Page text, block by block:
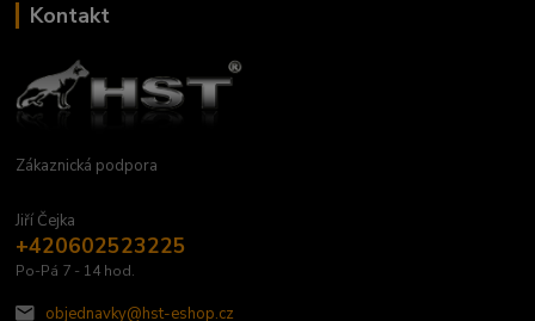
Kontakt
Zákaznická podpora
Jiří Čejka
+420602523225
Po-Pá 7 - 14 hod.
objednavky@hst-eshop.cz